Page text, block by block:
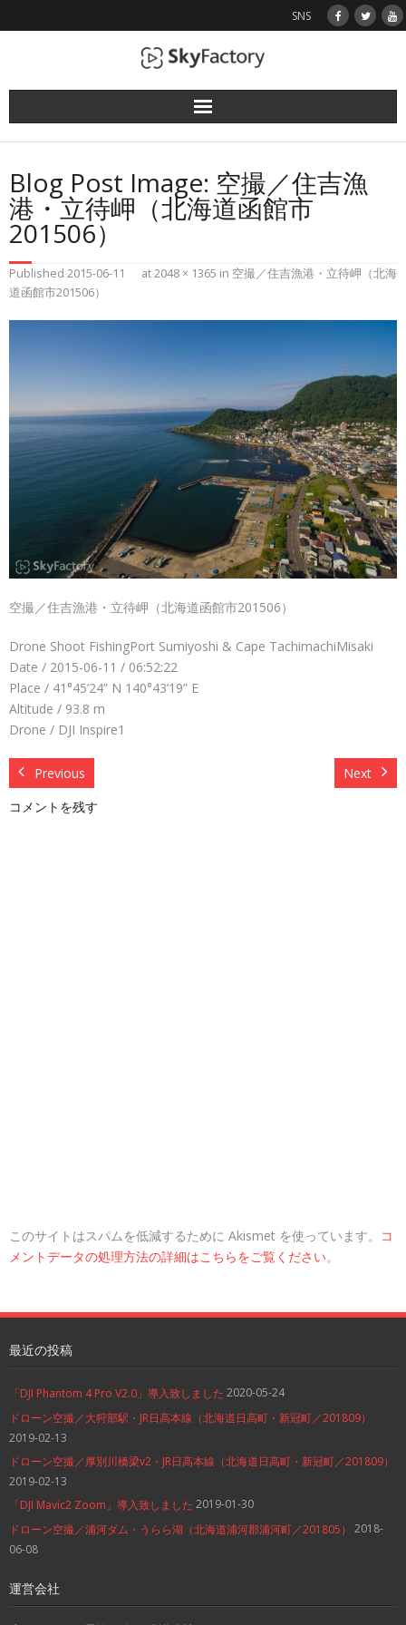
SNS
使用機（ドローン）
業務実績
空撮画像
お問い合わせ
Blog Post Image: 空撮／住吉漁
港・立待岬（北海道函館市
201506）
Published 2015-06-11 at2048 × 1365 in 空撮／住吉漁港・立待岬（北海
道函館市201506）
空撮／住吉漁港・立待岬（北海道函館市201506）
Drone Shoot FishingPort Sumiyoshi & Cape TachimachiMisaki
Date / 2015-06-11 / 06:52:22
Place / 41°45’24” N 140°43’19” E
Altitude / 93.8 m
Drone / DJI Inspire1
Previous
Next
コメントを残す
このサイトはスパムを低減するために Akismet を使っています。 コ
メントデータの処理方法の詳細はこちらをご覧ください。
最近の投稿
「DJI Phantom 4 Pro V2.0」導入致しました 2020-05-24
ドローン空撮／大狩部駅・JR日高本線（北海道日高町・新冠町／201809）
2019-02-13
ドローン空撮／厚別川橋梁v2・JR日高本線（北海道日高町・新冠町／201809）
2019-02-13
「DJI Mavic2 Zoom」導入致しました 2019-01-30
ドローン空撮／浦河ダム・うらら湖（北海道浦河郡浦河町／201805） 2018-
06-08
運営会社